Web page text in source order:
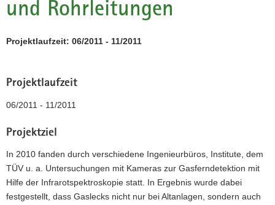
a
i
t
und Rohrleitungen
Projektlaufzeit: 06/2011 - 11/2011
Projektlaufzeit
06/2011 - 11/2011
Projektziel
In 2010 fanden durch verschiedene Ingenieurbüros, Institute, dem
TÜV u. a. Untersuchungen mit Kameras zur Gasferndetektion mit
Hilfe der Infrarotspektroskopie statt. In Ergebnis wurde dabei
festgestellt, dass Gaslecks nicht nur bei Altanlagen, sondern auch